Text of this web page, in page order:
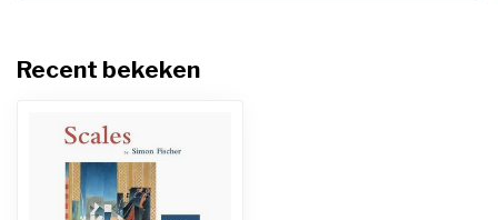
Recent bekeken